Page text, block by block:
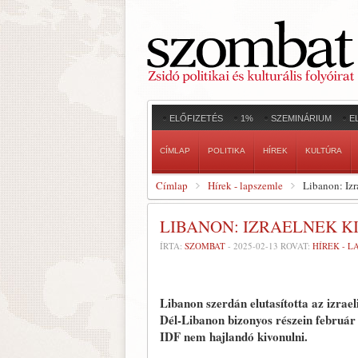
ELŐFIZETÉS 1% SZEMINÁRIUM
CÍMLAP POLITIKA HÍREK KULTÚRA
Címlap Hírek - lapszemle Libanon:
LIBANON: IZRAELNEK
ÍRTA: SZOMBAT - 2025-02-13 ROVAT: HÍREK -
Libanon szerdán elutasította az
Dél-Libanon bizonyos részein
IDF nem hajlandó kivonulni.